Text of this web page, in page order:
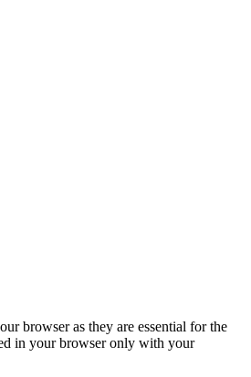
browser as they are essential for the
in your browser only with your